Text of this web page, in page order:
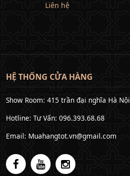
Liên hệ
HỆ THỐNG CỬA HÀNG
Show Room: 415 trần đại nghĩa Hà Nội
Hotline: Tư Vấn: 096.393.68.68
Email: Muahangtot.vn@gmail.com